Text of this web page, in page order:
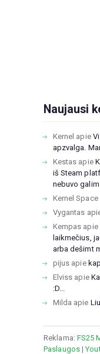
Naujausi
Kernel apie
apzvalga.
Kestas apie
iš Steam
nebuvo
Kernel Space
Vygantas
Kempas apie
laikmečius,
arba dešimt
pijus apie
Elviss apie
:D...
Milda apie
Reklama: FS25
Paslaugos|